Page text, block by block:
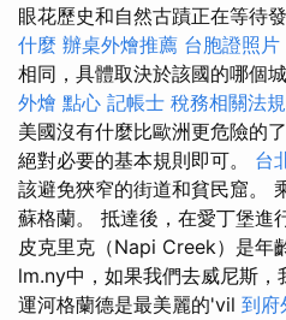
眼花歷史和自然古蹟正在等待
什麼 辦桌外燴推薦 台胞證照片
相同，具體取決於該國的哪個
外燴 點心 記帳士 稅務相關法
美國沒有什麼比歐洲更危險的
絕對必要的基本規則即可。 台
該避免狹窄的街道和貧民窟。
蘇格蘭。 抵達後，在愛丁堡進
皮克里克（Napi Creek）是年
lm.ny中，如果我們去威尼斯，
運河格蘭德是最美麗的'vil 到府